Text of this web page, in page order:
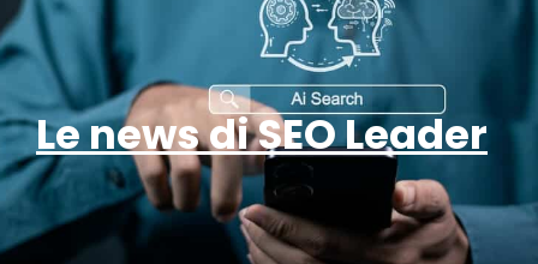
Le news di SEO Leader